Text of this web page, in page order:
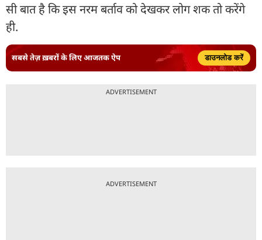
सी बात है कि इस नरम बर्ताव को देखकर लोग शक तो करेंगे
ही.
सबसे तेज़ ख़बरों के लिए आजतक ऐप डाउनलोड करें
ADVERTISEMENT
ADVERTISEMENT